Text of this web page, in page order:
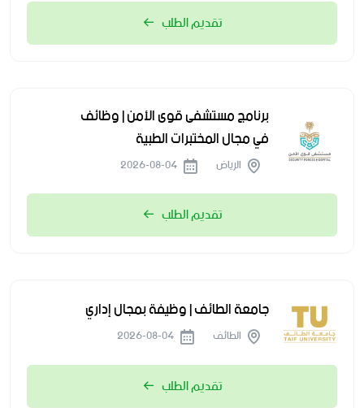
تقديم الطلب
برنامج مستشفى قوى الأمن | وظائف
في مجال المختبرات الطبية
الرياض
تقديم الطلب
جامعة الطائف | وظيفة بمجال إداري
الطائف
تقديم الطلب